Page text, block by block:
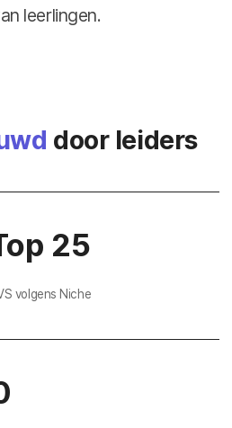
leerlingen.
door leiders
25
volgens Niche